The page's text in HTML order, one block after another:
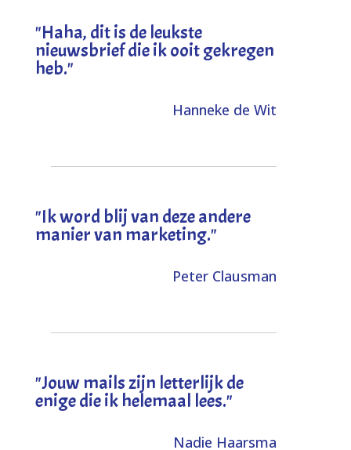
"Haha, dit is de leukste
nieuwsbrief die ik ooit gekregen
heb."
Hanneke de Wit
"Ik word blij van deze andere
manier van marketing."
Peter Clausman
"Jouw mails zijn letterlijk de
enige die ik helemaal lees."
Nadie Haarsma